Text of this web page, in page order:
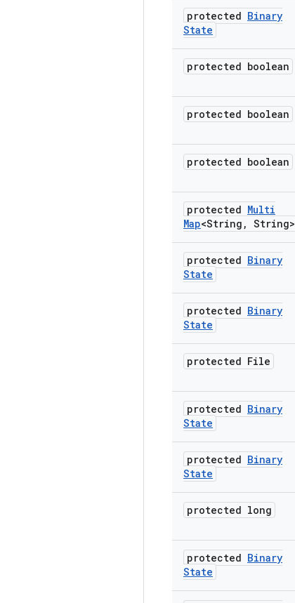
protected Binary
State
protected boolean
protected boolean
protected boolean
protected Multi
Map<String , String>
protected Binary
State
protected Binary
State
protected File
protected Binary
State
protected Binary
State
protected long
protected Binary
State